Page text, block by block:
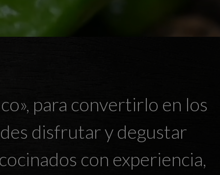
para convertirlo en los
disfrutar y degustar
con experiencia,